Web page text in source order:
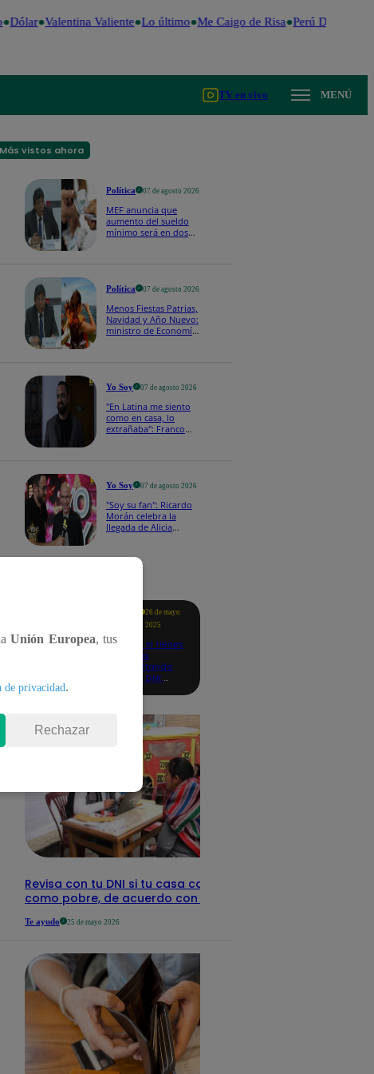
Dólar Valentina Valiente Lo último Me Caigo de Risa Perú Decide
TV en vivo MENÚ
Más vistos ahora
Política 07 de agosto 2026
MEF anuncia que
aumento del sueldo
mínimo será en dos
Política 07 de agosto 2026
Menos Fiestas Patrias,
Navidad y Año Nuevo:
ministro de Economía
Yo Soy 07 de agosto 2026
"En Latina me siento
como en casa, lo
extrañaba": Franco
Yo Soy 07 de agosto 2026
"Soy su fan": Ricardo
Morán celebra la
llegada de Alicia
26 de mayo
2025
Revisa si tienes
deudas
consultando
con tu DNI:
Revisa con tu DNI si tu casa califica
como pobre, de acuerdo con el Sisfoh
Te ayudo 25 de mayo 2026
Unión Europea, tus
de privacidad.
Rechazar